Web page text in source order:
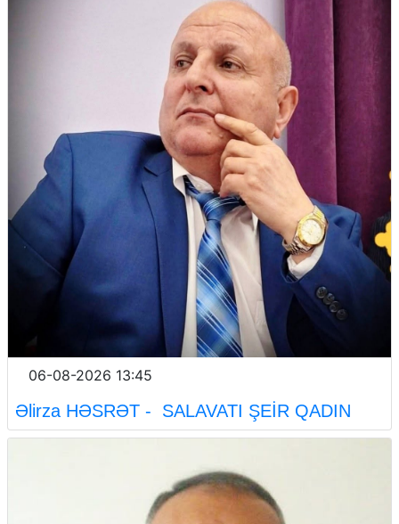
06-08-2026 13:45
Əlirza HƏSRƏT - SALAVATI ŞEİR QADIN